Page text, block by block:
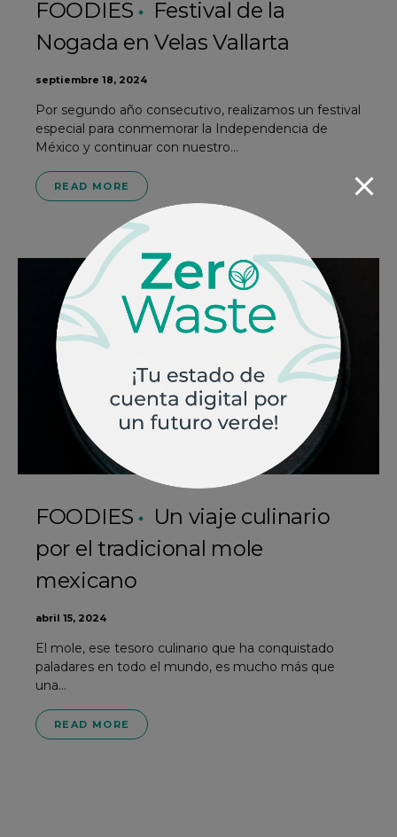
FOODIES
Festival de la
Nogada en Velas Vallarta
septiembre 18, 2024
Por segundo año consecutivo, realizamos un festival
especial para conmemorar la Independencia de
México y continuar con nuestro…
READ MORE
FOODIES
Un viaje culinario
por el tradicional mole
mexicano
abril 15, 2024
El mole, ese tesoro culinario que ha conquistado
paladares en todo el mundo, es mucho más que
una…
READ MORE